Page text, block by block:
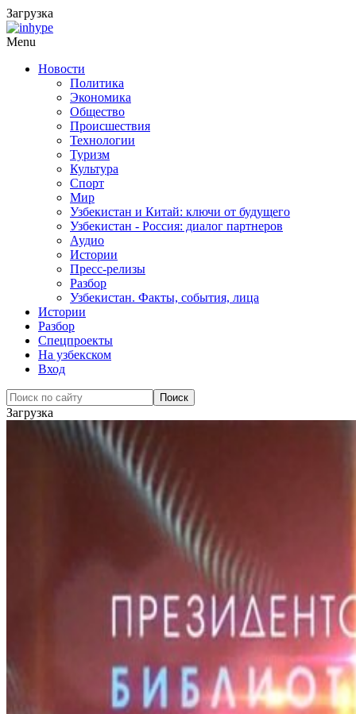
Загрузка
Menu
Новости
Политика
Экономика
Общество
Происшествия
Технологии
Туризм
Культура
Спорт
Мир
Узбекистан и Китай: ключи от будущего
Узбекистан - Россия: диалог партнеров
Аудио
Истории
Пресс-релизы
Разбор
Узбекистан. Факты, события, лица
Истории
Разбор
Спецпроекты
На узбекском
Вход
Загрузка